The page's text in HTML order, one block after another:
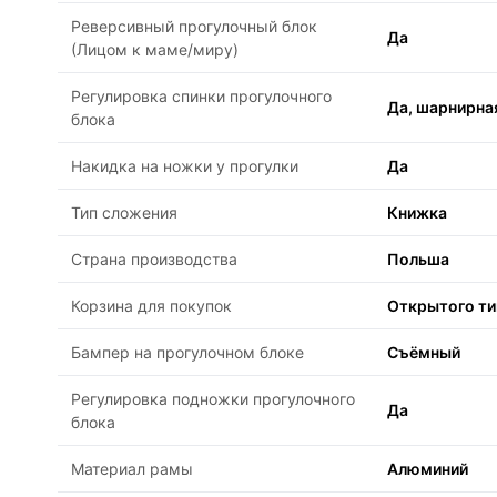
Реверсивный прогулочный блок
(Лицом к маме/миру)
Да
Регулировка спинки прогулочного
блока
Да,
Накидка на ножки у прогулки Да
Тип сложения Книжка
Страна производства Польша
Корзина для покупок Открытого
Бампер на прогулочном блоке Съёмный
Регулировка подножки прогулочного
блока
Да
Материал рамы Алюминий